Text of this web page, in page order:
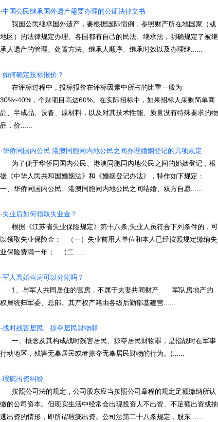
·中国公民继承国外遗产需要办理的公证法律文书
我国公民继承国外遗产，要根据国际惯例，参照财产所在地国家（或
地区）的法律规定办理。各国都有自己的民法、继承法，明确规定了被继
承人遗产的管理、处置方法、继承人顺序、继承时效以及办理继......
·如何确定投标报价？
在评标过程中，投标报价在评标因素中所占的比重一般为
30%~40%，个别项目高达60%。在实际招标中，如果招标人采购简单商
品、半成品、设备、原材料，以及对其技术性能、质量没有特殊要求的物
品，价......
·华侨同国内公民 港澳同胞同内地公民之间办理婚姻登记的几项规定
为了便于华侨同国内公民、港澳同胞同内地公民之间的婚姻登记，根
据《中华人民共和国婚姻法》和《婚姻登记办法》，特作如下规定：
一、华侨同国内公民、港澳同胞同内地公民之间结婚、双方自愿......
·失业后如何领取失业金？
根据《江苏省失业保险规定》第十八条,失业人员符合下列条件的，可
以领取失业保险金： （一）失业前用人单位和本人已经按照规定缴纳失
业保险费满一年； （二......
·军人离婚营房可以分割吗？
1、与军人共同居住的营房，不属于夫妻共同财产 军队房地产的
权属统归军委、总部。其产权产籍由各级后勤部基建营......
·战时残害居民、掠夺居民财物罪
一、概念及其构成战时残害居民、掠夺居民财物罪，是指战时在军事
行动地区，残害无辜居民或者掠夺无辜居民财物的行为。(......
·瑕疵出资纠纷
按照公司法的规定，公司股东应当按照公司章程的规定足额缴纳所认
缴的公司资本。但现实生活中经常会出现投资人不出资、不足额出资或抽
逃出资的情形，即所谓瑕疵出资。公司法第二十八条规定，股东......